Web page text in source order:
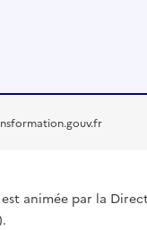
est animée par la